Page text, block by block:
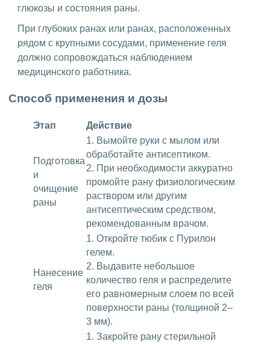
глюкозы и состояния раны.
При глубоких ранах или ранах, расположенных
рядом с крупными сосудами, применение геля
должно сопровождаться наблюдением
медицинского работника.
Способ применения и дозы
Этап Действие
Подготовка
и
очищение
раны
1. Вымойте руки с мылом или
обработайте антисептиком.
2. При необходимости аккуратно
промойте рану физиологическим
раствором или другим
антисептическим средством,
рекомендованным врачом.
Нанесение
геля
1. Откройте тюбик с Пурилон
гелем.
2. Выдавите небольшое
количество геля и распределите
его равномерным слоем по всей
поверхности раны (толщиной 2–
3 мм).
1. Закройте рану стерильной